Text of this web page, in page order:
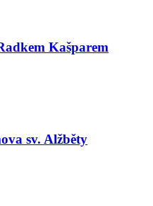
Kašparem
sv. Alžběty